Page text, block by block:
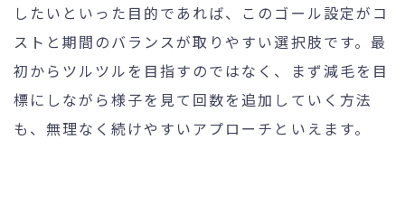
したいといった目的であれば、このゴール設定がコ
ストと期間のバランスが取りやすい選択肢です。最
初からツルツルを目指すのではなく、まず減毛を目
標にしながら様子を見て回数を追加していく方法
も、無理なく続けやすいアプローチといえます。